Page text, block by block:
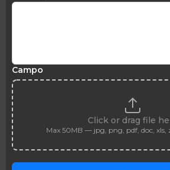
Campo
Click or drag file
Max 50MB — jpg, png, pdf, doc, xls,